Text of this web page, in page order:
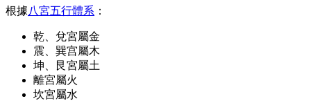
根據八宮五行體系 ：
乾、兌宮屬金
震、巽宫屬木
坤、艮宮屬土
離宮屬火
坎宮屬水